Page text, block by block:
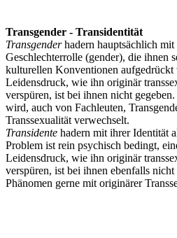
Transgender - Transidentität
Transgenderhadern hauptsächlich mit
Geschlechterrolle (gender), die ihnen
kulturellen Konventionen
Leidensdruck, wie ihn originär
verspüren, ist bei ihnen nicht
wird, auch von Fachleuten,
Transsexualität verwechselt.
Transidente hadern mit ihrer Identität
Problem ist rein psychisch bedingt,
Leidensdruck, wie ihn originär
verspüren, ist bei ihnen ebenfalls
Phänomen gerne mit originärer